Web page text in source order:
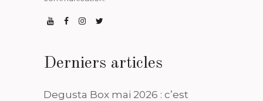
Derniers articles
Degusta Box mai 2026 : c’est